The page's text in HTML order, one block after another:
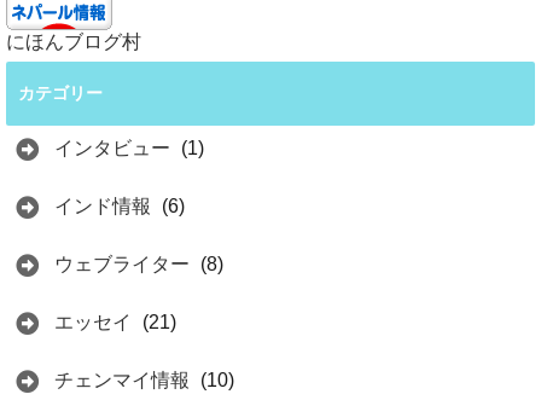
にほんブログ村
カテゴリー
インタビュー (1)
インド情報 (6)
ウェブライター (8)
エッセイ (21)
チェンマイ情報 (10)